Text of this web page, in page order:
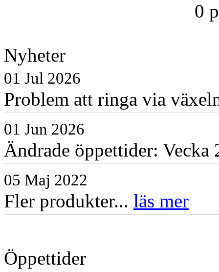
0
Nyheter
01 Jul 2026
Problem att ringa via
01 Jun 2026
Ändrade öppettider:
05 Maj 2022
Fler produkter... läs mer
Öppettider